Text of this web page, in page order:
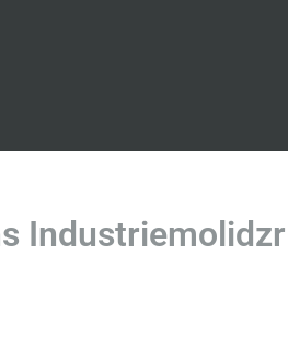
Industriemolidzr